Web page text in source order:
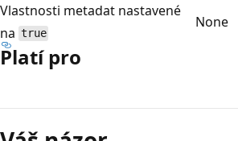
Vlastnosti metadat nastavené
na true
None
Platí pro
čtení
zakázán